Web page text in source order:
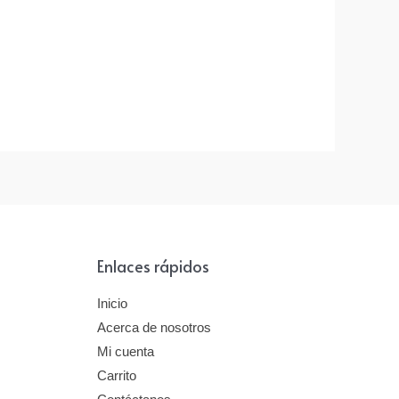
Enlaces rápidos
Inicio
Acerca de nosotros
Mi cuenta
Carrito